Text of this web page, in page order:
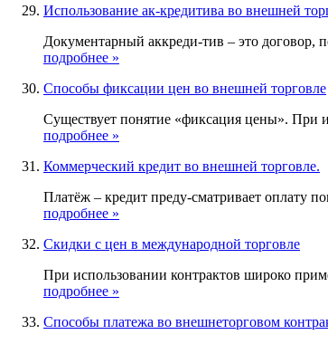
Использование ак-кредитива во внешней
Документарный аккреди-тив – это договор,
подробнее »
Способы фиксации цен во внешней торговле
Существует понятие «фиксация цены». При
подробнее »
Коммерческий кредит во внешней торговле.
Платёж – кредит преду-сматривает оплату
подробнее »
Скидки с цен в международной торговле
При использовании контрактов широко
подробнее »
Способы платежа во внешнеторговом